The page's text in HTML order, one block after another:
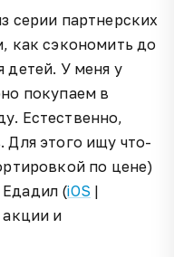
серии партнерских
как сэкономить до
детей. У меня у
покупаем в
Естественно,
Для этого ищу что-
по цене)
(iOS |
и